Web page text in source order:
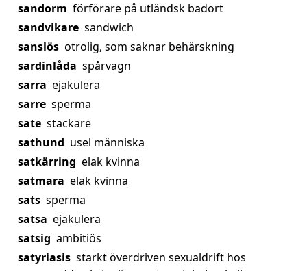
sandorm förförare på utländsk badort
sandvikare sandwich
sanslös otrolig, som saknar behärskning
sardinlåda spårvagn
sarra ejakulera
sarre sperma
sate stackare
sathund usel människa
satkärring elak kvinna
satmara elak kvinna
sats sperma
satsa ejakulera
satsig ambitiös
satyriasis starkt överdriven sexualdrift hos